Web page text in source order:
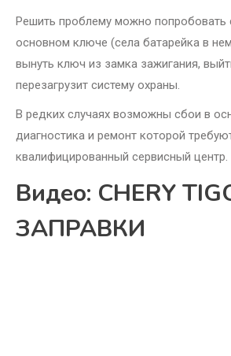
Решить проблему можно попробовать
основном ключе (села батарейка в
вынуть ключ из замка зажигания,
перезагрузит систему охраны.
В редких случаях возможны сбои в
диагностика и ремонт которой
квалифицированный сервисный центр.
Видео: CHERY
ЗАПРАВКИ